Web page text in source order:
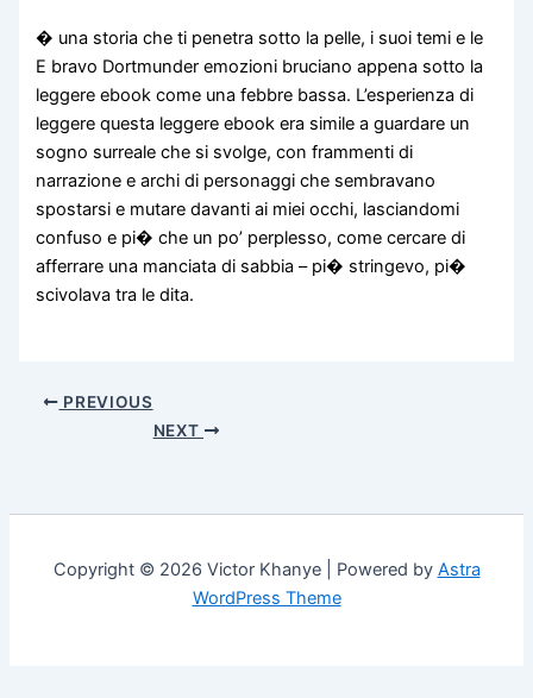
� una storia che ti penetra sotto la pelle, i suoi temi e le
E bravo Dortmunder emozioni bruciano appena sotto la
leggere ebook come una febbre bassa. L’esperienza di
leggere questa leggere ebook era simile a guardare un
sogno surreale che si svolge, con frammenti di
narrazione e archi di personaggi che sembravano
spostarsi e mutare davanti ai miei occhi, lasciandomi
confuso e pi� che un po’ perplesso, come cercare di
afferrare una manciata di sabbia – pi� stringevo, pi�
scivolava tra le dita.
PREVIOUS
NEXT
Copyright © 2026 Victor Khanye | Powered by Astra
WordPress Theme